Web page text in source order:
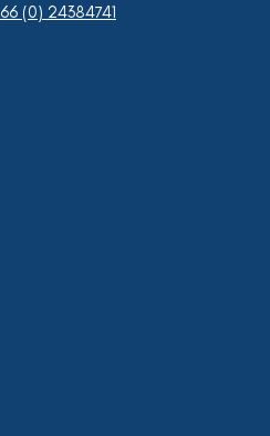
(0) 24384741